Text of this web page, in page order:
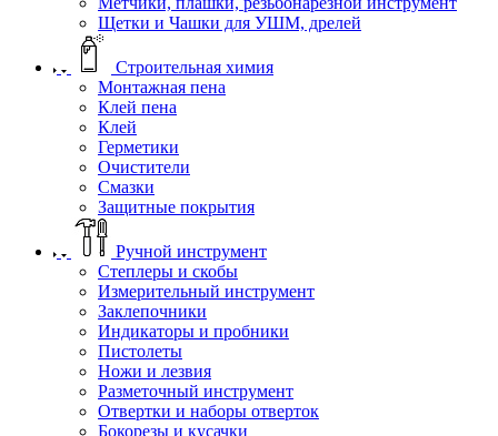
Щетки и Чашки для УШМ, дрелей
Строительная химия
Монтажная пена
Клей пена
Клей
Герметики
Очистители
Смазки
Защитные покрытия
Ручной инструмент
Степлеры и скобы
Измерительный инструмент
Заклепочники
Индикаторы и пробники
Пистолеты
Ножи и лезвия
Разметочный инструмент
Отвертки и наборы отверток
Бокорезы и кусачки